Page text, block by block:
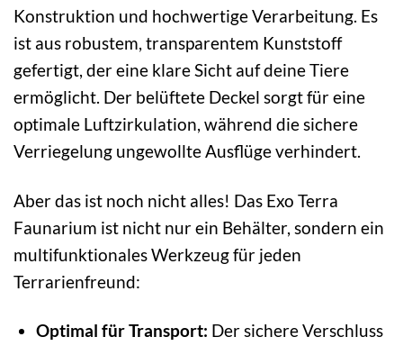
Konstruktion und hochwertige Verarbeitung. Es
ist aus robustem, transparentem Kunststoff
gefertigt, der eine klare Sicht auf deine Tiere
ermöglicht. Der belüftete Deckel sorgt für eine
optimale Luftzirkulation, während die sichere
Verriegelung ungewollte Ausflüge verhindert.
Aber das ist noch nicht alles! Das Exo Terra
Faunarium ist nicht nur ein Behälter, sondern ein
multifunktionales Werkzeug für jeden
Terrarienfreund:
Optimal für Transport: Der sichere Verschluss